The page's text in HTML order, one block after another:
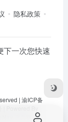
隐私政策
下一次您快速
| 渝ICP备
强力驱动